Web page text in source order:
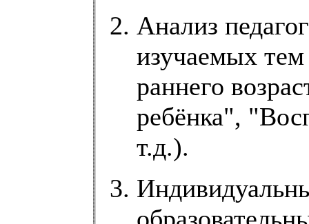
Анализ
изучаемых
раннего
ребёнка",
т.д.).